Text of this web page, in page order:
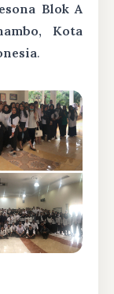
Blok A
Kota
.